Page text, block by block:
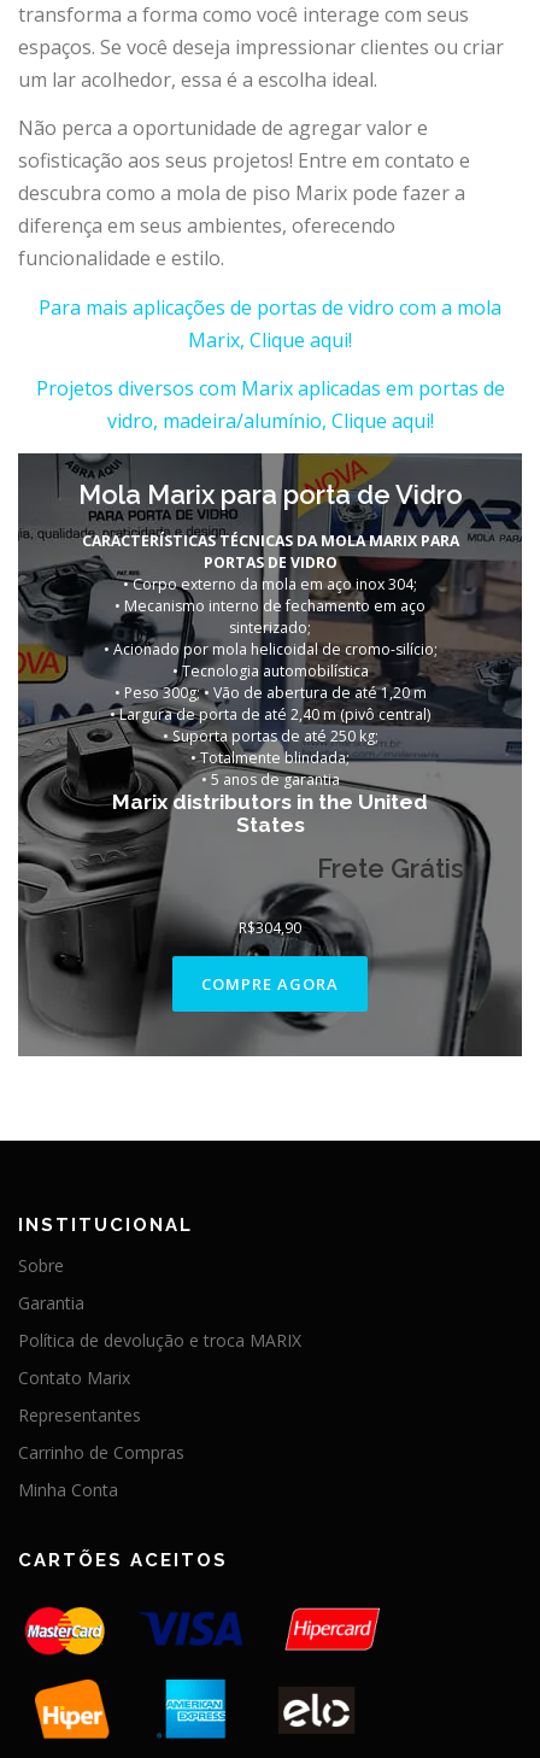
transforma a forma como você interage com seus
espaços. Se você deseja impressionar clientes ou criar
um lar acolhedor, essa é a escolha ideal.
Não perca a oportunidade de agregar valor e
sofisticação aos seus projetos! Entre em contato e
descubra como a mola de piso Marix pode fazer a
diferença em seus ambientes, oferecendo
funcionalidade e estilo.
Para mais aplicações de portas de vidro com a mola
Marix, Clique aqui!
Projetos diversos com Marix aplicadas em portas de
vidro, madeira/alumínio, Clique aqui!
Mola Marix para porta de Vidro
CARACTERÍSTICAS TÉCNICAS DA MOLA MARIX PARA
PORTAS DE VIDRO
• Corpo externo da mola em aço inox 304;
• Mecanismo interno de fechamento em aço
sinterizado;
• Acionado por mola helicoidal de cromo-silício;
• Tecnologia automobilística
• Peso 300g; • Vão de abertura de até 1,20 m
• Largura de porta de até 2,40 m (pivô central)
• Suporta portas de até 250 kg;
• Totalmente blindada;
• 5 anos de garantia
Marix distributors in the United
States
Frete Grátis
R$304,90
COMPRE AGORA
INSTITUCIONAL
Sobre
Garantia
Política de devolução e troca MARIX
Contato Marix
Representantes
Carrinho de Compras
Minha Conta
CARTÕES ACEITOS